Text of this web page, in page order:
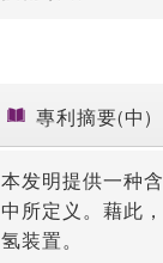
專利摘要(中)
本发明提供一种
中所定义。藉此
氢装置。